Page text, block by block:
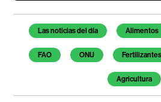
Temas de este artículo
Las noticias del día Alimentos
FAO ONU Fertilizantes
Agricultura